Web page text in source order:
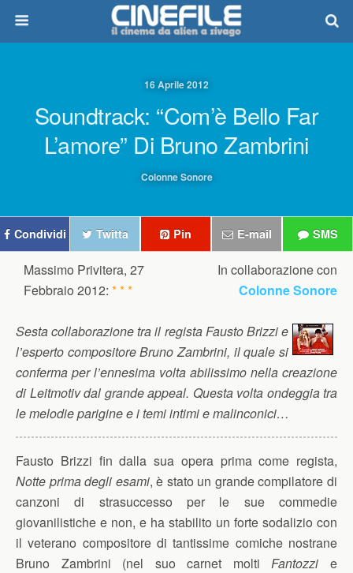
16 Aprile 2012
Soundtrack: “Com’è Bello Far
L’amore” Di Bruno Zambrini
Colonne Sonore
Condividi Twitta Pin E-mail SMS
Massimo Privitera, 27
Febbraio 2012: * * *
In collaborazione con
Colonne Sonore
Sesta collaborazione tra il regista Fausto Brizzi e
l’esperto compositore Bruno Zambrini, il quale si
conferma per l’ennesima volta abilissimo nella creazione
di Leitmotiv dal grande appeal. Questa volta ondeggia tra
le melodie parigine e i temi intimi e malinconici…
Fausto Brizzi fin dalla sua opera prima come regista,
Notte prima degli esami, è stato un grande compilatore di
canzoni di strasuccesso per le sue commedie
giovanilistiche e non, e ha stabilito un forte sodalizio con
il veterano compositore di tantissime comiche nostrane
Bruno Zambrini (nel suo carnet moltiFantozzi e